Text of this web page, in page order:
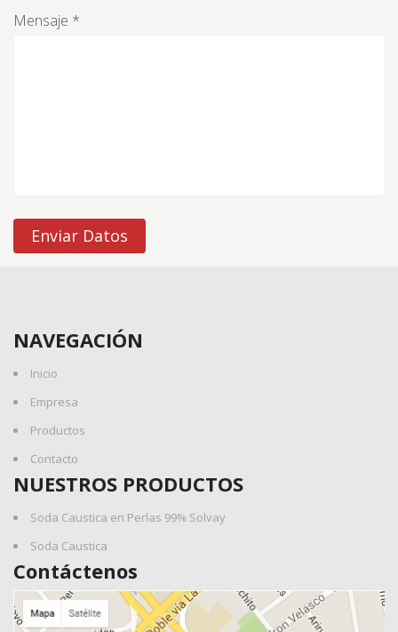
Mensaje *
Enviar Datos
NAVEGACIÓN
Inicio
Empresa
Productos
Contacto
NUESTROS PRODUCTOS
Soda Caustica en Perlas 99% Solvay
Soda Caustica
Contáctenos